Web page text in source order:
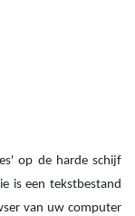
op de harde schijf
is een tekstbestand
van uw computer